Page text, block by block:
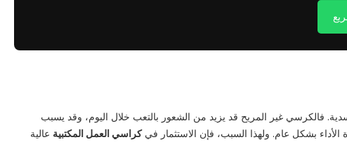
فالكرسي غير المريح قد يزيد من الشعور بالتعب خلال اليوم، وقد يسبب
بشكل عام. ولهذا السبب، فإن الاستثمار فيكراسي العمل المكتبية عالية